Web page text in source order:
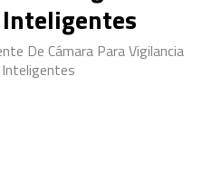
Inteligentes
De Cámara Para Vigilancia
Inteligentes